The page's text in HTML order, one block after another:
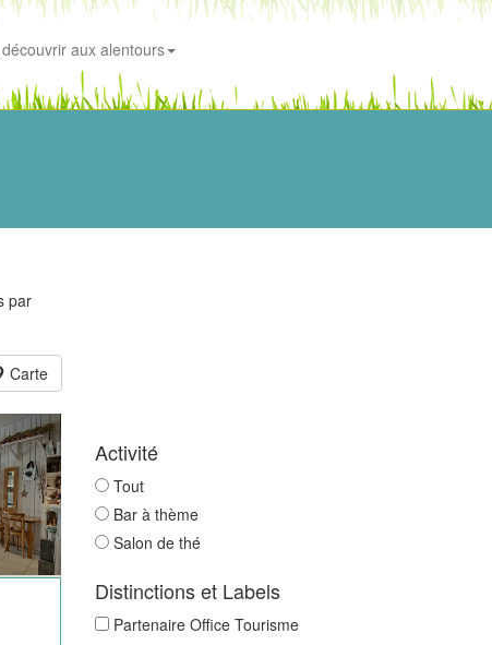
aux alentours
par
Carte
Activité
Tout
Bar à thème
Salon de thé
Distinctions et Labels
Partenaire Office Tourisme